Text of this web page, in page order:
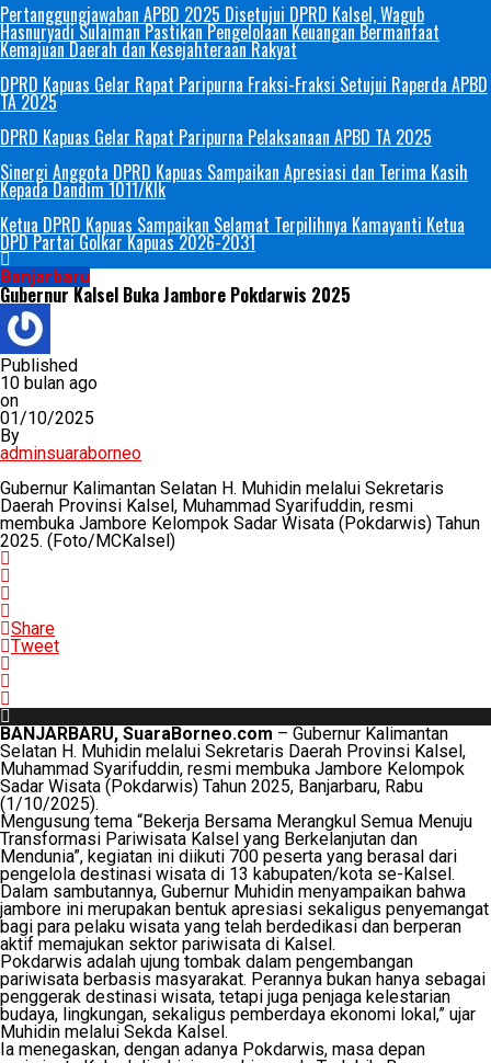
Pertanggungjawaban APBD 2025 Disetujui DPRD Kalsel, Wagub
Hasnuryadi Sulaiman Pastikan Pengelolaan Keuangan Bermanfaat
Kemajuan Daerah dan Kesejahteraan Rakyat
DPRD Kapuas Gelar Rapat Paripurna Fraksi-Fraksi Setujui Raperda APBD
TA 2025
DPRD Kapuas Gelar Rapat Paripurna Pelaksanaan APBD TA 2025
Sinergi Anggota DPRD Kapuas Sampaikan Apresiasi dan Terima Kasih
Kepada Dandim 1011/Klk
Ketua DPRD Kapuas Sampaikan Selamat Terpilihnya Kamayanti Ketua
DPD Partai Golkar Kapuas 2026-2031
Banjarbaru
Gubernur Kalsel Buka Jambore Pokdarwis 2025
Published
10 bulan ago
on
01/10/2025
By
adminsuaraborneo
Gubernur Kalimantan Selatan H. Muhidin melalui Sekretaris
Daerah Provinsi Kalsel, Muhammad Syarifuddin, resmi
membuka Jambore Kelompok Sadar Wisata (Pokdarwis) Tahun
2025. (Foto/MCKalsel)
Share
Tweet
BANJARBARU, SuaraBorneo.com – Gubernur Kalimantan
Selatan H. Muhidin melalui Sekretaris Daerah Provinsi Kalsel,
Muhammad Syarifuddin, resmi membuka Jambore Kelompok
Sadar Wisata (Pokdarwis) Tahun 2025, Banjarbaru, Rabu
(1/10/2025).
Mengusung tema “Bekerja Bersama Merangkul Semua Menuju
Transformasi Pariwisata Kalsel yang Berkelanjutan dan
Mendunia”, kegiatan ini diikuti 700 peserta yang berasal dari
pengelola destinasi wisata di 13 kabupaten/kota se-Kalsel.
Dalam sambutannya, Gubernur Muhidin menyampaikan bahwa
jambore ini merupakan bentuk apresiasi sekaligus penyemangat
bagi para pelaku wisata yang telah berdedikasi dan berperan
aktif memajukan sektor pariwisata di Kalsel.
Pokdarwis adalah ujung tombak dalam pengembangan
pariwisata berbasis masyarakat. Perannya bukan hanya sebagai
penggerak destinasi wisata, tetapi juga penjaga kelestarian
budaya, lingkungan, sekaligus pemberdaya ekonomi lokal,” ujar
Muhidin melalui Sekda Kalsel.
Ia menegaskan, dengan adanya Pokdarwis, masa depan